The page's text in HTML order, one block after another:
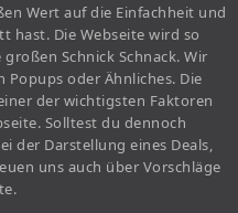
Wert auf die Einfachheit und
hast. Die Webseite wird so
Schnick Schnack. Wir
oder Ähnliches. Die
der wichtigsten Faktoren
Solltest du dennoch
der Darstellung eines Deals,
uns auch über Vorschläge